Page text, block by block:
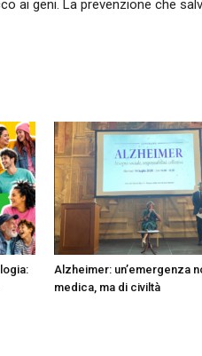
ai geni. La prevenzione che
Alzheimer: un’emergenza
medica, ma di civiltà